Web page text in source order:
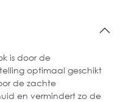
is door de
optimaal geschikt
de zachte
en vermindert zo de